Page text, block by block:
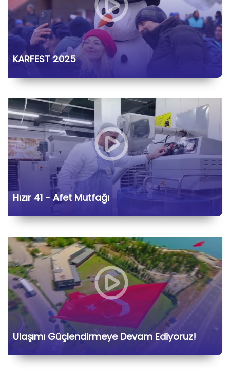
KARFEST 2025
Hızır 41 - Afet Mutfağı
Ulaşımı Güçlendirmeye Devam Ediyoruz!